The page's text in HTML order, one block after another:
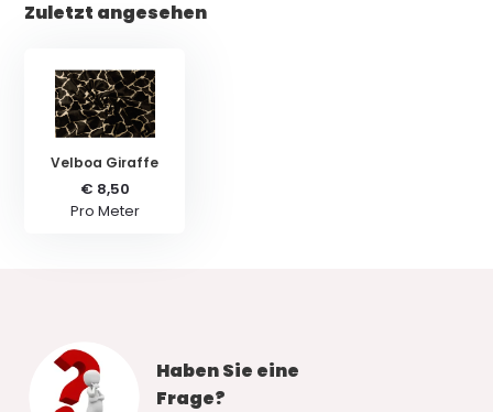
Zuletzt angesehen
Velboa Giraffe
€ 8,50
Pro Meter
Haben Sie eine
Frage?